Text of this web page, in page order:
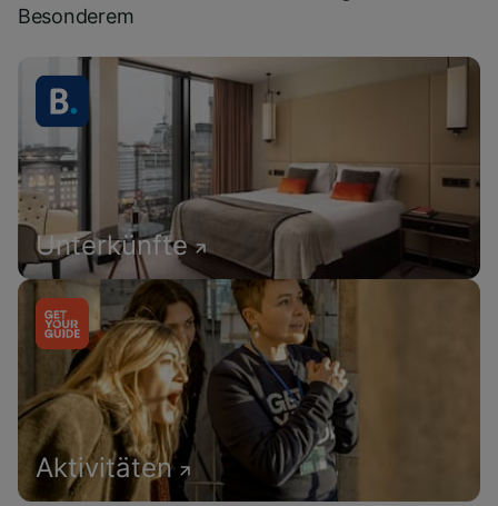
Besonderem
Unterkünfte
Aktivitäten